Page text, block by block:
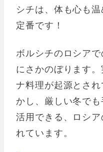
シチは、体も心も
定番です！
ボルシチのロシア
にさかのぼります
ナ料理が起源とさ
かし、厳しい冬で
活用できる、ロシ
れています。